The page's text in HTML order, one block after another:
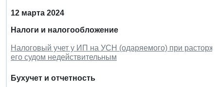
12 марта 2024
Налоги и налогообложение
Налоговый учет у ИП на УСН (одаряемого) при
его судом недействительным
Бухучет и отчетность